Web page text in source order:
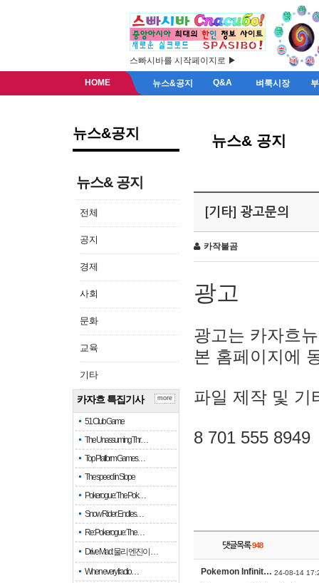
스빠시바를 시작페이지로 ▶
HOME 뉴스&공지 Q&A 벼룩시장
뉴스&공지
뉴스& 공지
전체
공지
경제
사회
문화
교육
기타
카자흐 특집기사
51 Club Game
The Unassuming Thr…
Top Platform Games…
The speed in Slope
Pokerogue: The Pok…
Snow Rider: Endles…
Re: Pokerogue: The…
Drive Mad: 물리 엔진이 …
When every fractio…
more
뉴스& 공지
[기타] 광고문의
카작불곰
광고
광고는 카자흐
본 홈페이지에
파일 제작 및 기
8 701 555 8949
댓글목록948
Pokemon Infinit… 24-08-14